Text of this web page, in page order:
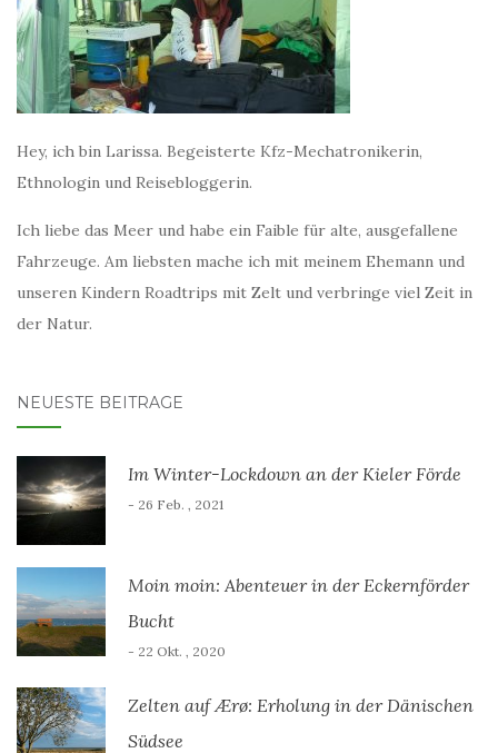
Hey, ich bin Larissa. Begeisterte Kfz-Mechatronikerin,
Ethnologin und Reisebloggerin.
Ich liebe das Meer und habe ein Faible für alte, ausgefallene
Fahrzeuge. Am liebsten mache ich mit meinem Ehemann und
unseren Kindern Roadtrips mit Zelt und verbringe viel Zeit in
der Natur.
NEUESTE BEITRÄGE
Im Winter-Lockdown an der Kieler Förde
- 26 Feb. , 2021
Moin moin: Abenteuer in der Eckernförder
Bucht
- 22 Okt. , 2020
Zelten auf Ærø: Erholung in der Dänischen
Südsee